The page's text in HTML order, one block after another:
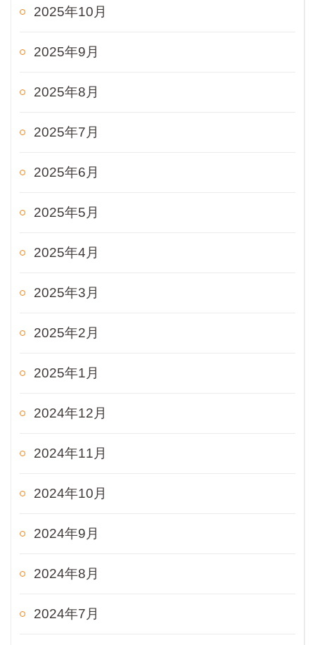
2025年10月
2025年9月
2025年8月
2025年7月
2025年6月
2025年5月
2025年4月
2025年3月
2025年2月
2025年1月
2024年12月
2024年11月
2024年10月
2024年9月
2024年8月
2024年7月